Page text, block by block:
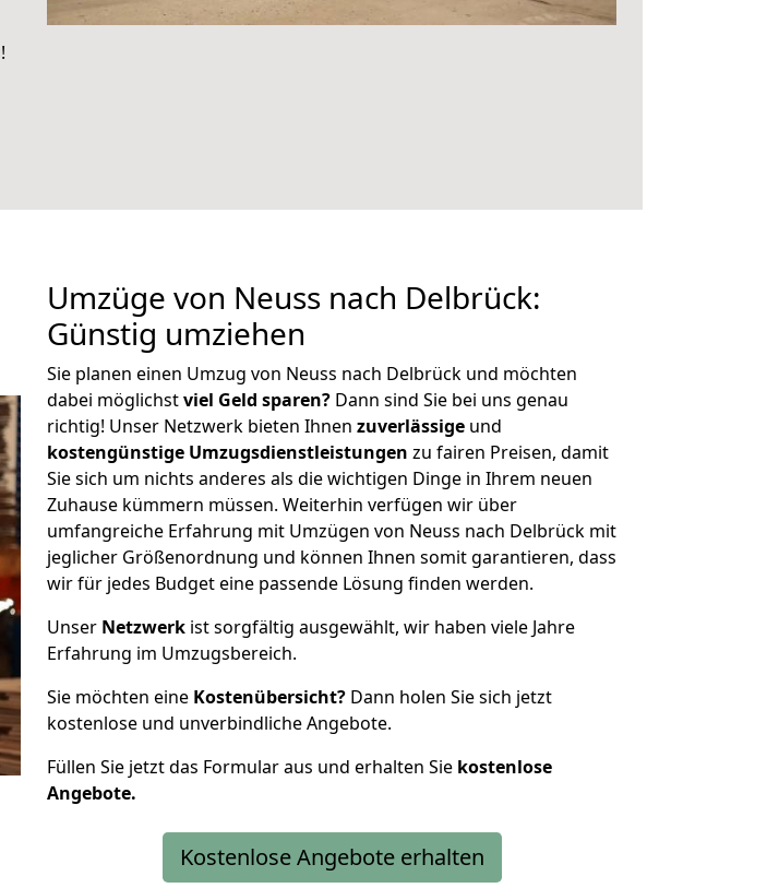
Umzüge von Neuss nach Delbrück:
Günstig umziehen
Sie planen einen Umzug von Neuss nach Delbrück und möchten
dabei möglichstviel Geld sparen? Dann sind Sie bei uns genau
richtig! Unser Netzwerk bieten Ihnen zuverlässige und
kostengünstige Umzugsdienstleistungen zu fairen Preisen, damit
Sie sich um nichts anderes als die wichtigen Dinge in Ihrem neuen
Zuhause kümmern müssen. Weiterhin verfügen wir über
umfangreiche Erfahrung mit Umzügen von Neuss nach Delbrück mit
jeglicher Größenordnung und können Ihnen somit garantieren, dass
wir für jedes Budget eine passende Lösung finden werden.
Unser Netzwerk ist sorgfältig ausgewählt, wir haben viele Jahre
Erfahrung im Umzugsbereich.
Sie möchten eine Kostenübersicht? Dann holen Sie sich jetzt
kostenlose und unverbindliche Angebote.
Füllen Sie jetzt das Formular aus und erhalten Sie kostenlose
Angebote.
Kostenlose Angebote erhalten